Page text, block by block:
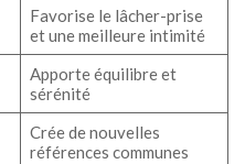
Favorise le lâcher-prise
et une meilleure intimité
Apporte équilibre et
sérénité
Crée de nouvelles
références communes